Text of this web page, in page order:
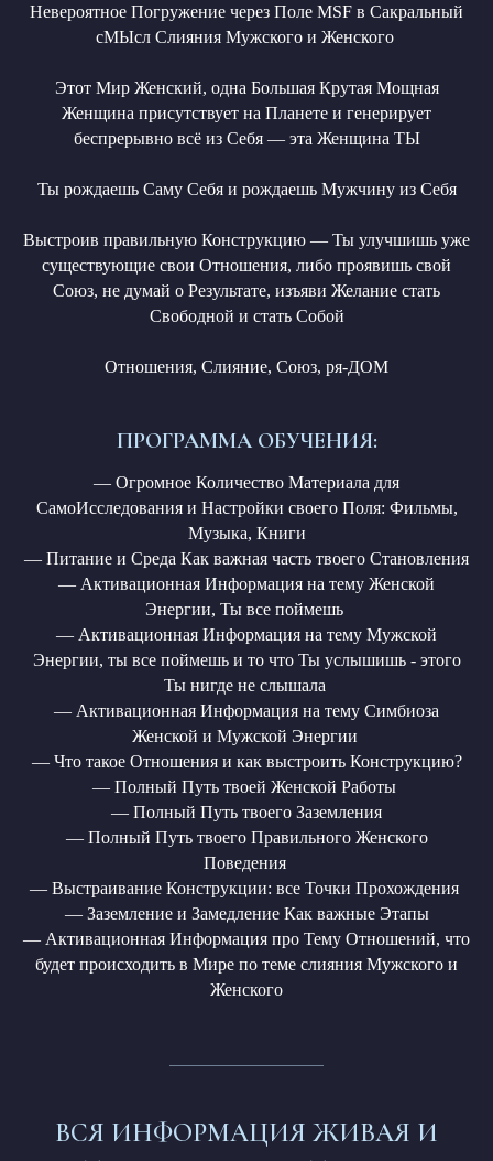
Невероятное Погружение через Поле MSF в Сакральный
сМЫсл Слияния Мужского и Женского
Этот Мир Женский, одна Большая Крутая Мощная
Женщина присутствует на Планете и генерирует
беспрерывно всё из Себя — эта Женщина ТЫ
Ты рождаешь Саму Себя и рождаешь Мужчину из Себя
Выстроив правильную Конструкцию — Ты улучшишь уже
существующие свои Отношения, либо проявишь свой
Союз, не думай о Результате, изъяви Желание стать
Свободной и стать Собой
Отношения, Слияние, Союз, ря-ДОМ
ПРОГРАММА ОБУЧЕНИЯ:
— Огромное Количество Материала для
СамоИсследования и Настройки своего Поля: Фильмы,
Музыка, Книги
— Питание и Среда Как важная часть твоего Становления
— Активационная Информация на тему Женской
Энергии, Ты все поймешь
— Активационная Информация на тему Мужской
Энергии, ты все поймешь и то что Ты услышишь - этого
Ты нигде не слышала
— Активационная Информация на тему Симбиоза
Женской и Мужской Энергии
— Что такое Отношения и как выстроить Конструкцию?
— Полный Путь твоей Женской Работы
— Полный Путь твоего Заземления
— Полный Путь твоего Правильного Женского
Поведения
— Выстраивание Конструкции: все Точки Прохождения
— Заземление и Замедление Как важные Этапы
— Активационная Информация про Тему Отношений, что
будет происходить в Мире по теме слияния Мужского и
Женского
ВСЯ ИНФОРМАЦИЯ ЖИВАЯ И